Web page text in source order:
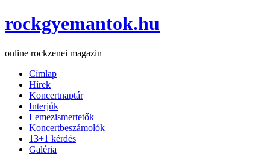
rockgyemantok.hu
online rockzenei magazin
Címlap
Hírek
Koncertnaptár
Interjúk
Lemezismertetők
Koncertbeszámolók
13+1 kérdés
Galéria